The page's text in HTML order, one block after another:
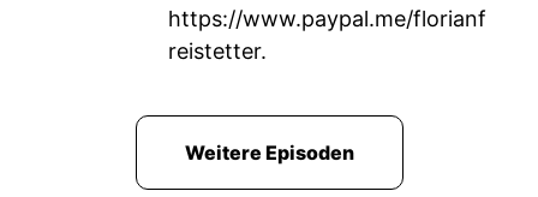
https://www.paypal.me/florianf
reistetter.
Weitere Episoden